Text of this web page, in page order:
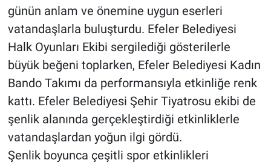
günün anlam ve önemine uygun eserleri
vatandaşlarla buluşturdu. Efeler Belediyesi
Halk Oyunları Ekibi sergilediği gösterilerle
büyük beğeni toplarken, Efeler Belediyesi Kadın
Bando Takımı da performansıyla etkinliğe renk
kattı. Efeler Belediyesi Şehir Tiyatrosu ekibi de
şenlik alanında gerçekleştirdiği etkinliklerle
vatandaşlardan yoğun ilgi gördü.
Şenlik boyunca çeşitli spor etkinlikleri